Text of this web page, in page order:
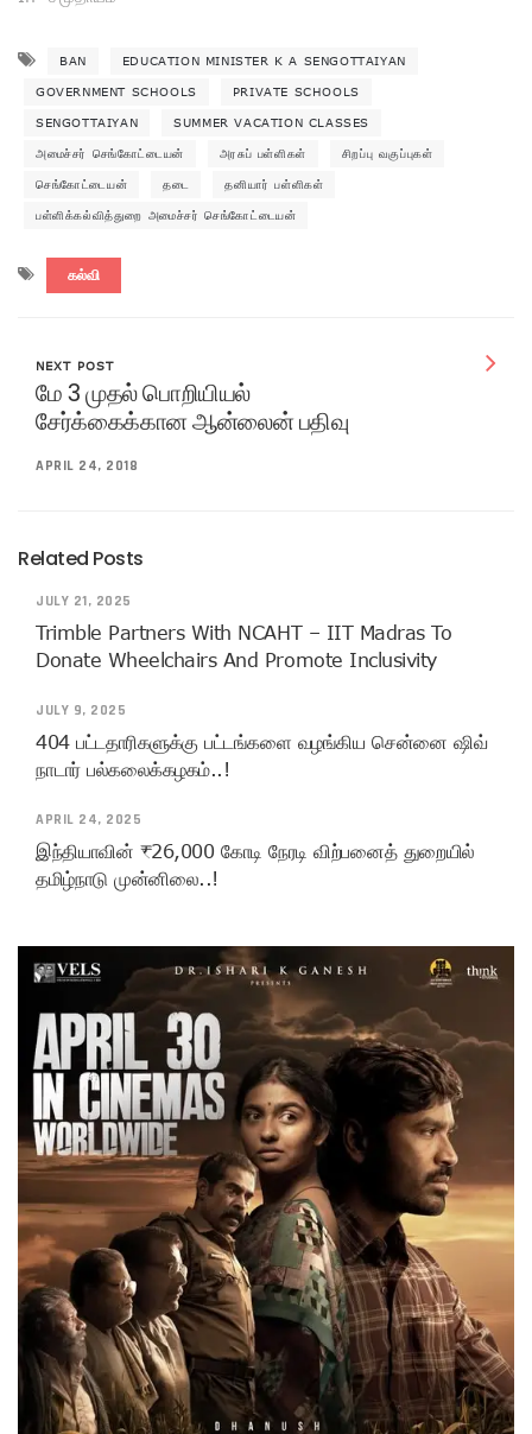
BAN EDUCATION MINISTER K A SENGOTTAIYAN
GOVERNMENT SCHOOLS PRIVATE SCHOOLS
SENGOTTAIYAN SUMMER VACATION CLASSES
அமைச்சர் செங்கோட்டையன் அரசுப் பள்ளிகள் சிறப்பு வகுப்புகள்
செங்கோட்டையன் தடை தனியார் பள்ளிகள்
பள்ளிக்கல்வித்துறை அமைச்சர் செங்கோட்டையன்
கல்வி
NEXT POST
மே 3 முதல் பொறியியல்
சேர்க்கைக்கான ஆன்லைன் பதிவு
APRIL 24, 2018
Related Posts
JULY 21, 2025
Trimble Partners With NCAHT – IIT Madras To
Donate Wheelchairs And Promote Inclusivity
JULY 9, 2025
404 பட்டதாரிகளுக்கு பட்டங்களை வழங்கிய சென்னை ஷிவ்
நாடார் பல்கலைக்கழகம்..!
APRIL 24, 2025
இந்தியாவின் ₹26,000 கோடி நேரடி விற்பனைத் துறையில்
தமிழ்நாடு முன்னிலை..!